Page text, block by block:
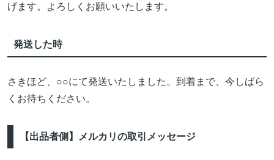
げます。よろしくお願いいたします。
発送した時
さきほど、○○にて発送いたしました。到着まで、今しばら
くお待ちください。
【出品者側】メルカリの取引メッセージ